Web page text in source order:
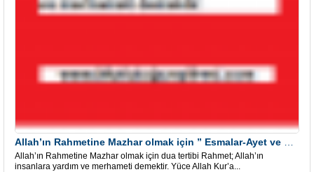
Allah’ın Rahmetine Mazhar olmak için dua tertibi Rahmet; Allah’ın
insanlara yardım ve merhameti demektir. Yüce Allah Kur’a...